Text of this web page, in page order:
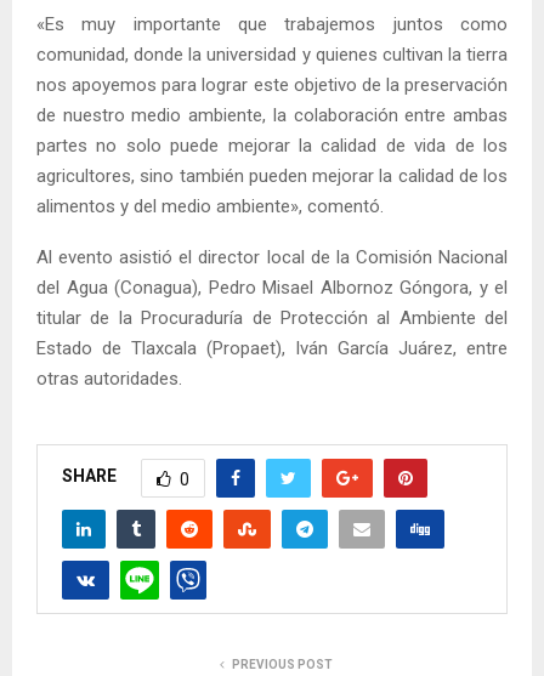
«Es muy importante que trabajemos juntos como
comunidad, donde la universidad y quienes cultivan la tierra
nos apoyemos para lograr este objetivo de la preservación
de nuestro medio ambiente, la colaboración entre ambas
partes no solo puede mejorar la calidad de vida de los
agricultores, sino también pueden mejorar la calidad de los
alimentos y del medio ambiente», comentó.
Al evento asistió el director local de la Comisión Nacional
del Agua (Conagua), Pedro Misael Albornoz Góngora, y el
titular de la Procuraduría de Protección al Ambiente del
Estado de Tlaxcala (Propaet), Iván García Juárez, entre
otras autoridades.
SHARE 0
PREVIOUS POST